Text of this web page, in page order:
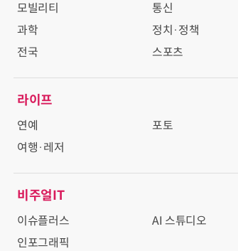
모빌리티
통신
과학
정치·정책
전국
스포츠
라이프
연예 포토
여행·레저
비주얼IT
이슈플러스 AI 스튜디오
인포그래픽